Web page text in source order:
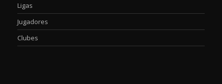
Ligas
Jugadores
Clubes